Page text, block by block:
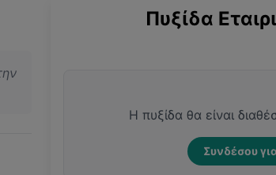
Πυξίδα
Η πυξίδα θα είναι
Συνδέσου